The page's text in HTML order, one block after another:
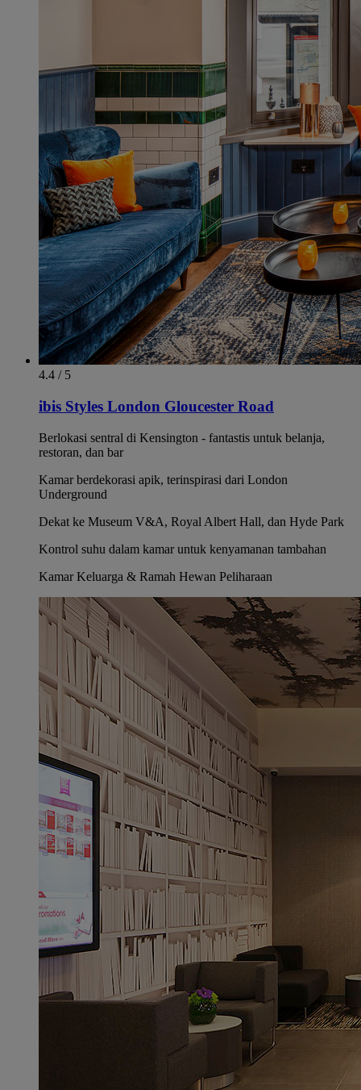
4.4 / 5
ibis Styles London Gloucester Road
Berlokasi sentral di Kensington - fantastis untuk belanja,
restoran, dan bar
Kamar berdekorasi apik, terinspirasi dari London
Underground
Dekat ke Museum V&A, Royal Albert Hall, dan Hyde Park
Kontrol suhu dalam kamar untuk kenyamanan tambahan
Kamar Keluarga & Ramah Hewan Peliharaan